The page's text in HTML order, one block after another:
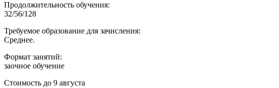
Продолжительность обучения:
32/56/128
Требуемое образование для зачисления:
Среднее.
Формат занятий:
заочное обучение
Стоимость до 9 августа